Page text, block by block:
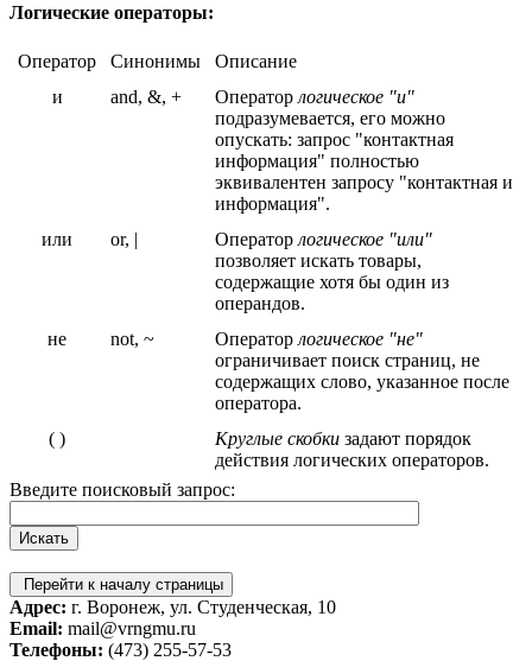
Логические операторы:
Оператор Синонимы
Описание
и
and, &, + Оператор логическое "и"
подразумевается, его можно
опускать: запрос "контактная
информация" полностью
эквивалентен запросу "контактная и
информация".
или
or, | Оператор логическое "или"
позволяет искать товары,
содержащие хотя бы один из
операндов.
не
not, ~ Оператор логическое "не"
ограничивает поиск страниц, не
содержащих слово, указанное после
оператора.
( )
Круглые скобки задают порядок
действия логических операторов.
Введите поисковый запрос:
Перейти к началу страницы
Адрес: г. Воронеж, ул. Студенческая, 10
Email: mail@vrngmu.ru
Телефоны: (473) 255-57-53